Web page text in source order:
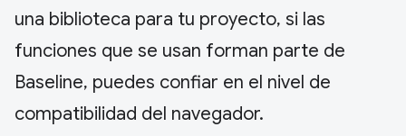
una biblioteca para tu proyecto, si las
funciones que se usan forman parte de
Baseline, puedes confiar en el nivel de
compatibilidad del navegador.